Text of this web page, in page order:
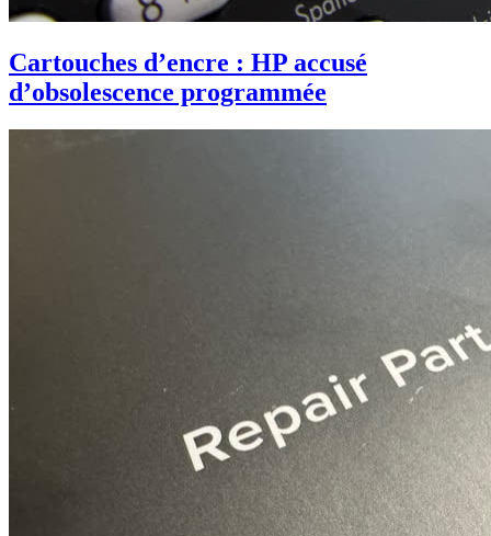
Cartouches d’encre : HP accusé
d’obsolescence programmée